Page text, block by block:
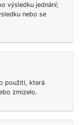
výsledku jednání;
nebo se
použití, která
zmizelo.